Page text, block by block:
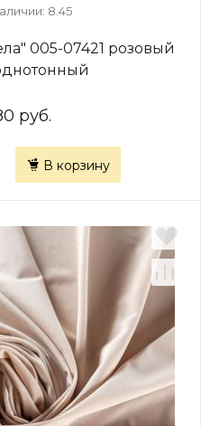
8.45
005-07421 розовый
руб.
В корзину